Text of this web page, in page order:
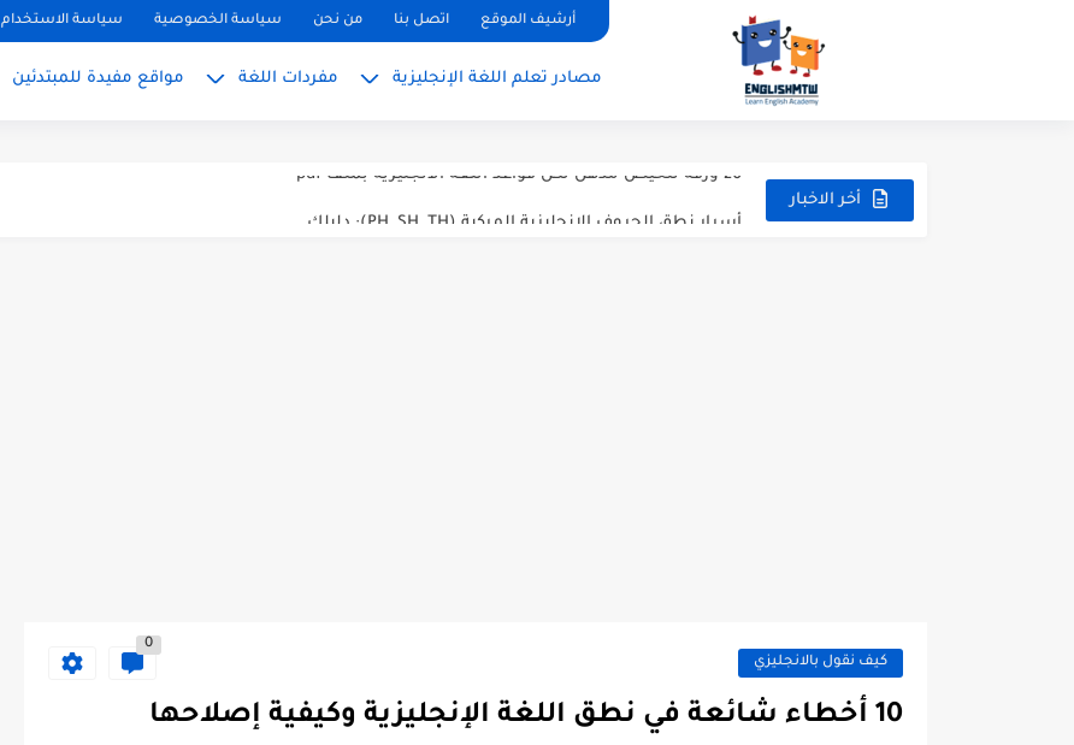
أرشيف الموقع اتصل بنا من نحن سياسة الخصوصية سياسة الاستخدام
مصادر تعلم اللغة الإنجليزية مفردات اللغة مواقع مفيدة للمبتدئين
أخر الاخبار
قواعد اللغة الانجليزية كاملة pdf للمبتدئين مجاناً
كيف نقول بالانجليزي
0
10 أخطاء شائعة في نطق اللغة الإنجليزية وكيفية إصلاحها